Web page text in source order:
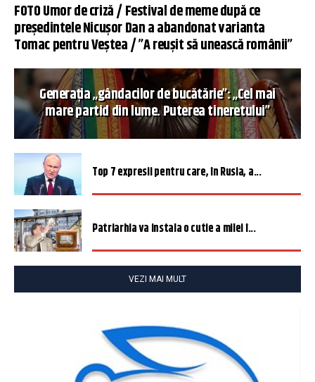
FOTO Umor de criză / Festival de meme după ce
președintele Nicușor Dan a abandonat varianta
Tomac pentru Veștea / ”A reușit să unească românii”
Generația „gândacilor de bucătărie”: „Cel mai
mare partid din lume. Puterea tineretului”
Top 7 expresii pentru care, în Rusia, a...
Patriarhia va instala o cutie a milei î...
VEZI MAI MULT